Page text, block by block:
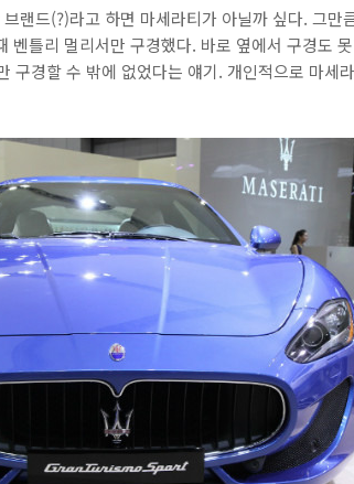
랜드(?)라고 하면 마세라티가 아닐까 싶다. 그만
틀리 멀리서만 구경했다. 바로 옆에서 구경도
구경할 수 밖에 없었다는 얘기. 개인적으로 마세